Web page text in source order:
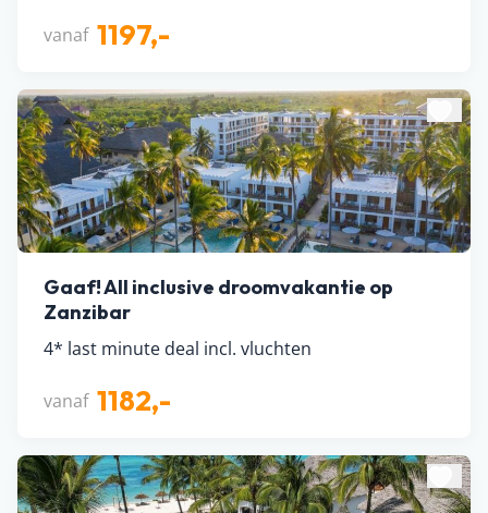
vanaf 1197,-
Gaaf! All inclusive droomvakantie op
Zanzibar
4* last minute deal incl. vluchten
vanaf 1182,-